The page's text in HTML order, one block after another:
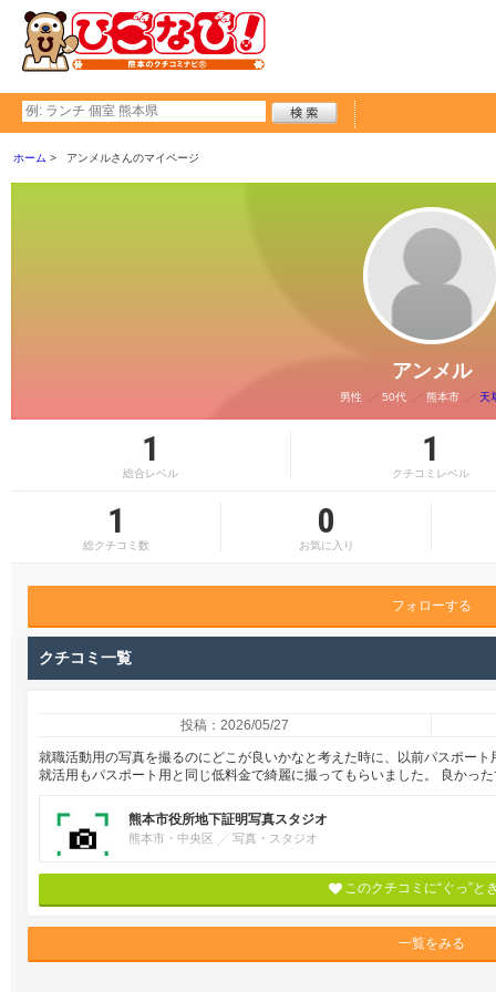
ホーム アンメルさんのマイページ
アンメル
男性 50代 熊本市 天
1
総合レベル
1
クチコミレベル
1
総クチコミ数
0
お気に入り
フォローする
クチコミ一覧
投稿：2026/05/27
就職活動用の写真を撮るのにどこが良いかなと考えた時に、以前パスポー
就活用もパスポート用と同じ低料金で綺麗に撮ってもらいました。 良かっ
熊本市役所地下証明写真スタジオ
熊本市・中央区 写真・スタジオ
このクチコミに“ぐっ”と
一覧をみる